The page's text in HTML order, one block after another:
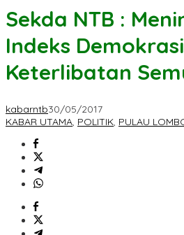
Sekda NTB :
Indeks
Keterlibatan
kabarntb30/05/2017
KABAR UTAMA, POLITIK, PULAU